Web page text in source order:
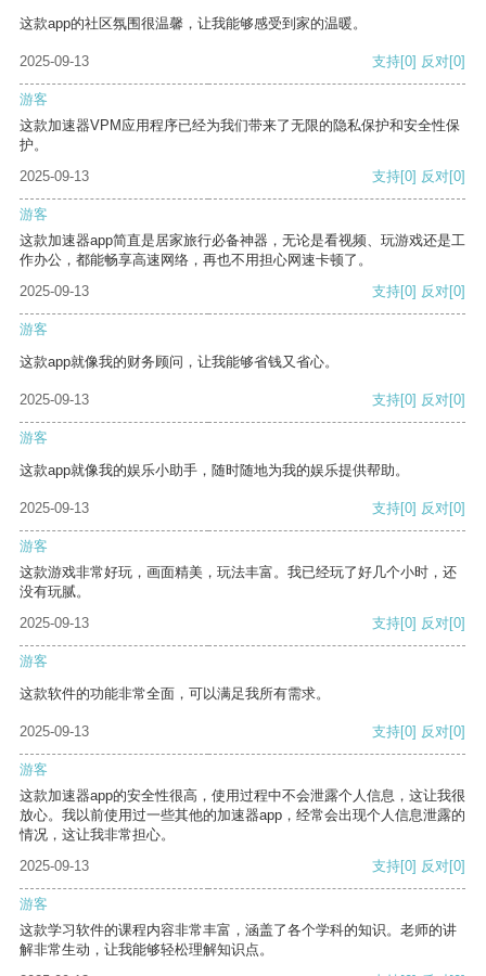
这款app的社区氛围很温馨，让我能够感受到家的温暖。
2025-09-13 支持[0] 反对[0]
游客
这款加速器VPM应用程序已经为我们带来了无限的隐私保护和安全性保
护。
2025-09-13
支持[0] 反对[0]
游客
这款加速器app简直是居家旅行必备神器，无论是看视频、玩游戏还是工
作办公，都能畅享高速网络，再也不用担心网速卡顿了。
2025-09-13
支持[0] 反对[0]
游客
这款app就像我的财务顾问，让我能够省钱又省心。
2025-09-13 支持[0] 反对[0]
游客
这款app就像我的娱乐小助手，随时随地为我的娱乐提供帮助。
2025-09-13 支持[0] 反对[0]
游客
这款游戏非常好玩，画面精美，玩法丰富。我已经玩了好几个小时，还
没有玩腻。
2025-09-13
支持[0] 反对[0]
游客
这款软件的功能非常全面，可以满足我所有需求。
2025-09-13 支持[0] 反对[0]
游客
这款加速器app的安全性很高，使用过程中不会泄露个人信息，这让我很
放心。我以前使用过一些其他的加速器app，经常会出现个人信息泄露的
情况，这让我非常担心。
2025-09-13
支持[0] 反对[0]
游客
这款学习软件的课程内容非常丰富，涵盖了各个学科的知识。老师的讲
解非常生动，让我能够轻松理解知识点。